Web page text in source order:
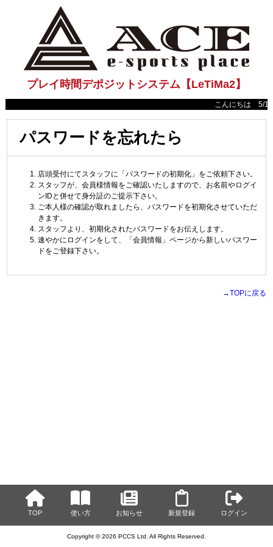
プレイ時間デポジットシステム【LeTiMa2】
こんにちは 5/
パスワードを忘れたら
店頭受付にてスタッフに「パスワードの初期化」をご依頼下さい。
スタッフが、会員様情報をご確認いたしますので、お名前やログイ
ンIDと併せて身分証のご提示下さい。
ご本人様の確認が取れましたら、パスワードを初期化させていただ
きます。
スタッフより、初期化されたパスワードをお伝えします。
速やかにログインをして、「会員情報」ページから新しいパスワー
ドをご登録下さい。
→TOPに戻る
TOP 使い方 お知らせ 新規登録 ログイン
Copyright © 2026 PCCS Ltd. All Rights Reserved.